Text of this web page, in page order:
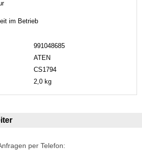
im Betrieb
991048685
ATEN
CS1794
2,0 kg
per Telefon: